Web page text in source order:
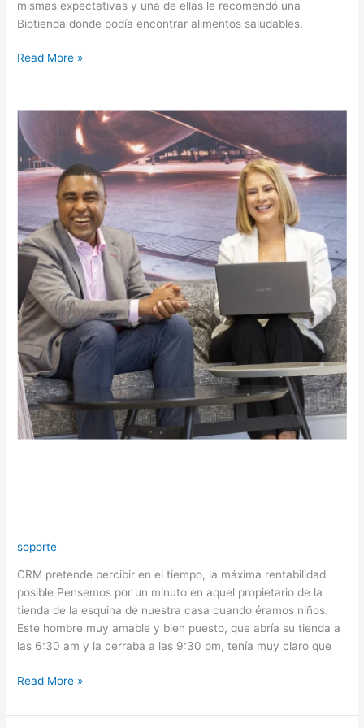
mismas expectativas y una de ellas le recomendó una
Biotienda donde podía encontrar alimentos saludables.
Read More »
soporte
CRM pretende percibir en el tiempo, la máxima rentabilidad
posible Pensemos por un minuto en aquel propietario de la
tienda de la esquina de nuestra casa cuando éramos niños.
Este hombre muy amable y bien puesto, que abría su tienda a
las 6:30 am y la cerraba a las 9:30 pm, tenía muy claro que
CRM
pretende
percibir
en
tiempo,
la
máxima
rentabilidad
posible
Read More »